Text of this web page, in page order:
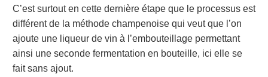
C’est surtout en cette dernière étape que le processus est
différent de la méthode champenoise qui veut que l’on
ajoute une liqueur de vin à l’embouteillage permettant
ainsi une seconde fermentation en bouteille, ici elle se
fait sans ajout.